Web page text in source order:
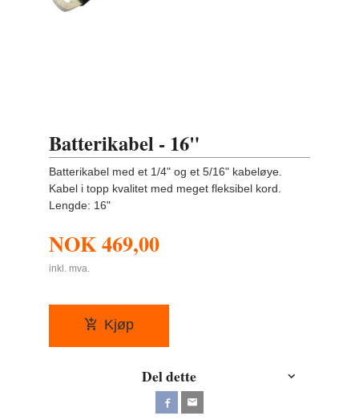
Batterikabel - 16"
Batterikabel med et 1/4" og et 5/16" kabeløye.
Kabel i topp kvalitet med meget fleksibel kord.
Lengde: 16"
NOK469,00
inkl. mva.
Kjøp
Del dette